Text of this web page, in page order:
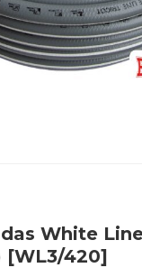
White
[WL3/420]